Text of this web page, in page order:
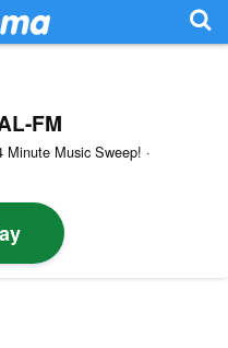
FM
Music Sweep! ·